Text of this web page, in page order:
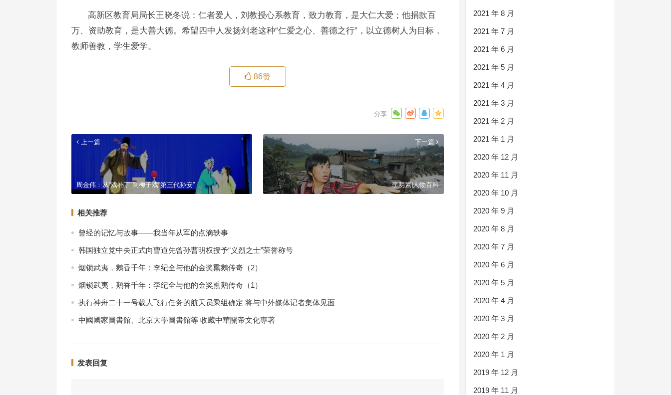
高新区教育局局长王晓冬说：仁者爱人，刘教授心系教育，致力教育，是大仁大爱；他捐款百
万、资助教育，是大善大德。希望四中人发扬刘老这种“仁爱之心、善德之行”，以立德树人为目标，
教师善教，学生爱学。
86赞
上一篇
周金伟：从“戏补丁”到柳子戏“第三代孙安”
下一篇
李明素|人物百科
相关推荐
曾经的记忆与故事——我当年从军的点滴轶事
韩国独立党中央正式向曹道先曾孙曹明权授予“义烈之士”荣誉称号
烟锁武夷，鹅香千年：李纪全与他的金奖熏鹅传奇（2）
烟锁武夷，鹅香千年：李纪全与他的金奖熏鹅传奇（1）
执行神舟二十一号载人飞行任务的航天员乘组确定 将与中外媒体记者集体见面
中國國家圖書館、北京大學圖書館等 收藏中華關帝文化專著
发表回复
2021 年 8 月
2021 年 7 月
2021 年 6 月
2021 年 5 月
2021 年 4 月
2021 年 3 月
2021 年 2 月
2021 年 1 月
2020 年 12 月
2020 年 11 月
2020 年 10 月
2020 年 9 月
2020 年 8 月
2020 年 7 月
2020 年 6 月
2020 年 5 月
2020 年 4 月
2020 年 3 月
2020 年 2 月
2020 年 1 月
2019 年 12 月
2019 年 11 月